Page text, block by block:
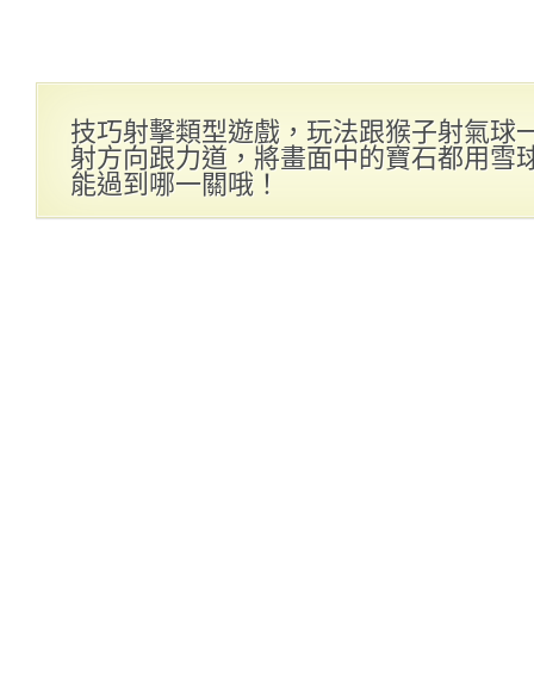
技巧射擊類型遊戲，玩法跟猴子射氣球
射方向跟力道，將畫面中的寶石都用雪
能過到哪一關哦！